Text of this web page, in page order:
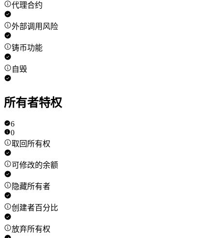
代理合约
外部调用风险
铸币功能
自毁
所有者特权
6
0
取回所有权
可修改的余额
隐藏所有者
创建者百分比
放弃所有权